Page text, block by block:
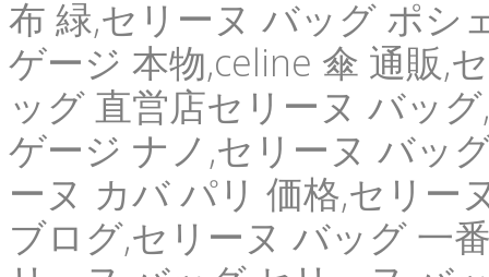
布 緑,セリーヌ バッグ ポシ
ゲージ 本物,celine 傘 通販,
ッグ 直営店セリーヌ バッ
ゲージ ナノ,セリーヌ バッ
ーヌ カバ パリ 価格,セリー
ブログ,セリーヌ バッグ 一